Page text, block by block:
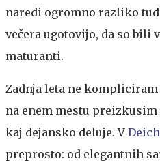
naredi ogromno razliko
večera ugotovijo, da so bili
maturanti.
Zadnja leta ne
na enem mestu
kaj dejansko deluje. V
preprosto: od elegantnih